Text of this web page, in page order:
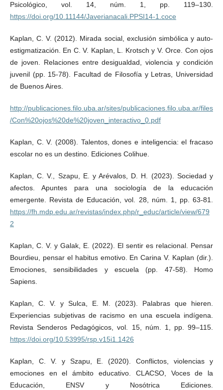
Psicológico, vol. 14, núm. 1, pp. 119–130.
https://doi.org/10.11144/Javerianacali.PPSI14-1.coce
Kaplan, C. V. (2012). Mirada social, exclusión simbólica y auto-
estigmatización. En C. V. Kaplan, L. Krotsch y V. Orce. Con ojos
de joven. Relaciones entre desigualdad, violencia y condición
juvenil (pp. 15-78). Facultad de Filosofía y Letras, Universidad
de Buenos Aires.
http://publicaciones.filo.uba.ar/sites/publicaciones.filo.uba.ar/files
/Con%20ojos%20de%20joven_interactivo_0.pdf
Kaplan, C. V. (2008). Talentos, dones e inteligencia: el fracaso
escolar no es un destino. Ediciones Colihue.
Kaplan, C. V., Szapu, E. y Arévalos, D. H. (2023). Sociedad y
afectos. Apuntes para una sociología de la educación
emergente. Revista de Educación, vol. 28, núm. 1, pp. 63-81.
https://fh.mdp.edu.ar/revistas/index.php/r_educ/article/view/679
2
Kaplan, C. V. y Galak, E. (2022). El sentir es relacional. Pensar
Bourdieu, pensar el habitus emotivo. En Carina V. Kaplan (dir.).
Emociones, sensibilidades y escuela (pp. 47-58). Homo
Sapiens.
Kaplan, C. V. y Sulca, E. M. (2023). Palabras que hieren.
Experiencias subjetivas de racismo en una escuela indígena.
Revista Senderos Pedagógicos, vol. 15, núm. 1, pp. 99–115.
https://doi.org/10.53995/rsp.v15i1.1426
Kaplan, C. V. y Szapu, E. (2020). Conflictos, violencias y
emociones en el ámbito educativo. CLACSO, Voces de la
Educación, ENSV y Nosótrica Ediciones.